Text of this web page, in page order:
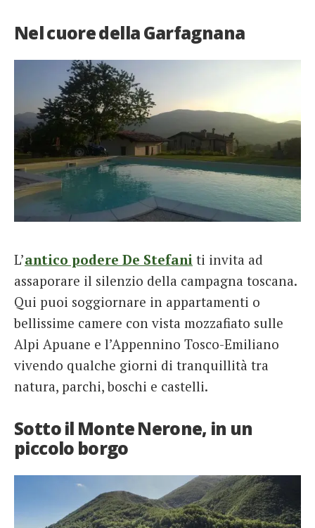
Nel cuore della Garfagnana
L’antico podere De Stefani ti invita ad
assaporare il silenzio della campagna toscana.
Qui puoi soggiornare in appartamenti o
bellissime camere con vista mozzafiato sulle
Alpi Apuane e l’Appennino Tosco-Emiliano
vivendo qualche giorni di tranquillità tra
natura, parchi, boschi e castelli.
Sotto il Monte Nerone, in un
piccolo borgo